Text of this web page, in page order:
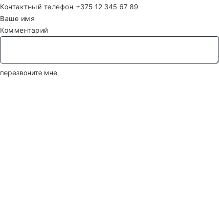
Контактный телефон
Ваше имя
Комментарий
перезвоните мне